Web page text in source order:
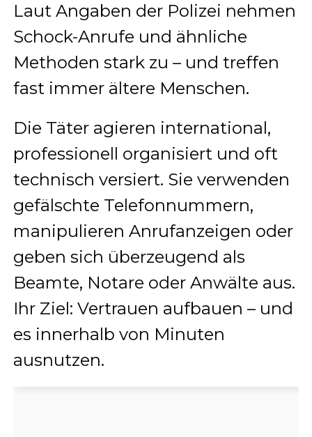
Laut Angaben der Polizei nehmen
Schock-Anrufe und ähnliche
Methoden stark zu – und treffen
fast immer ältere Menschen.
Die Täter agieren international,
professionell organisiert und oft
technisch versiert. Sie verwenden
gefälschte Telefonnummern,
manipulieren Anrufanzeigen oder
geben sich überzeugend als
Beamte, Notare oder Anwälte aus.
Ihr Ziel: Vertrauen aufbauen – und
es innerhalb von Minuten
ausnutzen.